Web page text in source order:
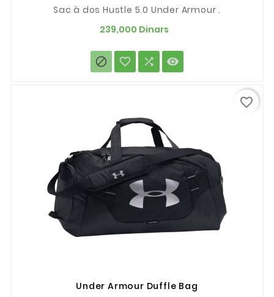
Sac à dos Hustle 5.0 Under Armour .
239,000 Dinars
   
Under Armour Duffle Bag
favorite_border